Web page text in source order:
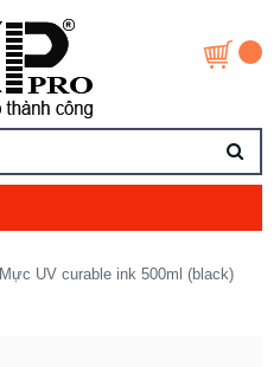
Mực UV curable ink 500ml (black)